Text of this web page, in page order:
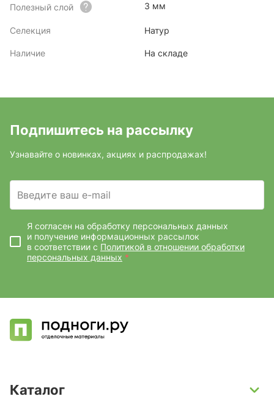
Полезный слой 3 мм
Селекция Натур
Наличие На складе
Подпишитесь на рассылку
Узнавайте о новинках, акциях и распродажах!
Введите ваш e-mail
Я согласен на обработку персональных данных
и получение информационных рассылок
в соответствии с Политикой в отношении обработки
персональных данных *
Каталог